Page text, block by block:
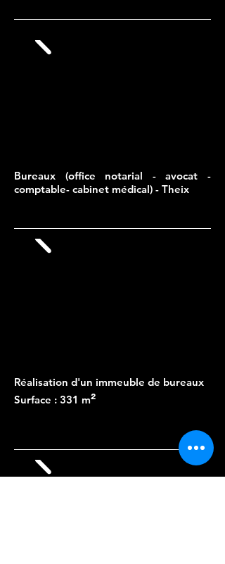
Bureaux (office notarial - avocat -
comptable- cabinet médical) - Theix
Réalisation d'un immeuble de bureaux
Surface : 331 m²